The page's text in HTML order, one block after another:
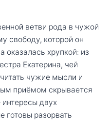
ветви рода в чужой
свободу, которой он
оказалась хрупкой: из
Екатерина, чей
чужие мысли и
приёмом скрывается
двух
готовы разорвать